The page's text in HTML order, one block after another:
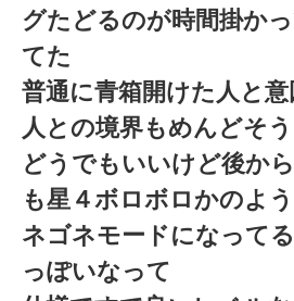
グたどるのが時間掛か
てた
普通に青箱開けた人と
人との境界もめんどそ
どうでもいいけど後か
も星４ボロボロかのよ
ネゴネモードになって
っぽいなって